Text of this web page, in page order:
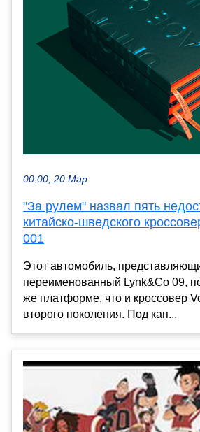
00:00, 20 Мар
"За рулем" назвал пять
китайско-шведского
001
Этот автомобиль,
переименованный Lynk&Co 09,
же платформе, что и кроссовер
второго поколения. Под кап...